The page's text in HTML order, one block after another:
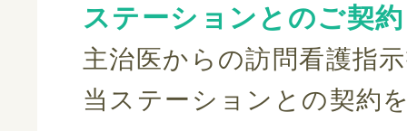
ステーションとのご契約
主治医からの訪問看護指
当ステーションとの契約